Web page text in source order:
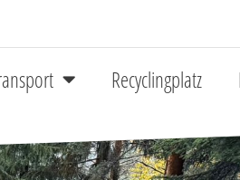
Recyclingplatz